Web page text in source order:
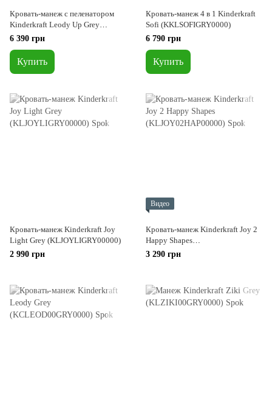
Кровать-манеж с пеленатором
Kinderkraft Leody Up Grey
(KCLEODUPGRY00AC)
6 390 грн
Купить
Кровать-манеж 4 в 1 Kinderkraft
Sofi (KKLSOFIGRY0000)
6 790 грн
Купить
Кровать-манеж Kinderkraft Joy
Light Grey (KLJOYLIGRY00000)
2 990 грн
Видео
Кровать-манеж Kinderkraft Joy 2
Happy Shapes
(KLJOY02HAP00000)
3 290 грн